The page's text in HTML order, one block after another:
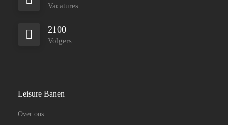
Vacatures
2100
Volgers
Leisure Banen
Over ons